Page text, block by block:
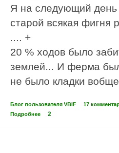
Я на следующий день
старой всякая фигня
.... +
20 % ходов было
землей... И ферма
не было кладки
Блог пользователя VBIF
17
Подробнее
2